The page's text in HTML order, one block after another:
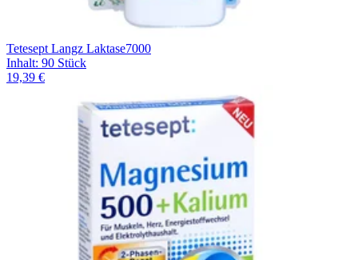
Tetesept Langz Laktase7000
Inhalt: 90 Stück
19,39 €